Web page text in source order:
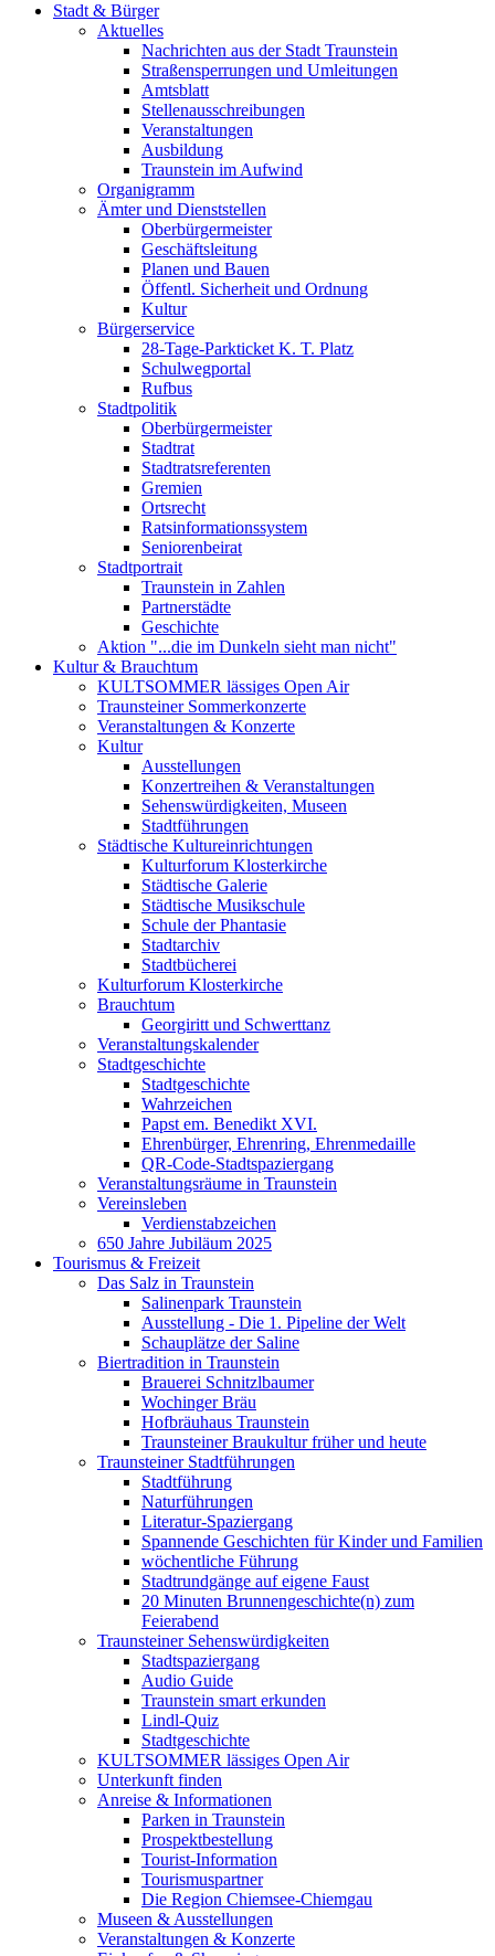
Stadt & Bürger
Aktuelles
Nachrichten aus der Stadt Traunstein
Straßensperrungen und Umleitungen
Amtsblatt
Stellenausschreibungen
Veranstaltungen
Ausbildung
Traunstein im Aufwind
Organigramm
Ämter und Dienststellen
Oberbürgermeister
Geschäftsleitung
Planen und Bauen
Öffentl. Sicherheit und Ordnung
Kultur
Bürgerservice
28-Tage-Parkticket K. T. Platz
Schulwegportal
Rufbus
Stadtpolitik
Oberbürgermeister
Stadtrat
Stadtratsreferenten
Gremien
Ortsrecht
Ratsinformationssystem
Seniorenbeirat
Stadtportrait
Traunstein in Zahlen
Partnerstädte
Geschichte
Aktion "...die im Dunkeln sieht man nicht"
Kultur & Brauchtum
KULTSOMMER lässiges Open Air
Traunsteiner Sommerkonzerte
Veranstaltungen & Konzerte
Kultur
Ausstellungen
Konzertreihen & Veranstaltungen
Sehenswürdigkeiten, Museen
Stadtführungen
Städtische Kultureinrichtungen
Kulturforum Klosterkirche
Städtische Galerie
Städtische Musikschule
Schule der Phantasie
Stadtarchiv
Stadtbücherei
Kulturforum Klosterkirche
Brauchtum
Georgiritt und Schwerttanz
Veranstaltungskalender
Stadtgeschichte
Stadtgeschichte
Wahrzeichen
Papst em. Benedikt XVI.
Ehrenbürger, Ehrenring, Ehrenmedaille
QR-Code-Stadtspaziergang
Veranstaltungsräume in Traunstein
Vereinsleben
Verdienstabzeichen
650 Jahre Jubiläum 2025
Tourismus & Freizeit
Das Salz in Traunstein
Salinenpark Traunstein
Ausstellung - Die 1. Pipeline der Welt
Schauplätze der Saline
Biertradition in Traunstein
Brauerei Schnitzlbaumer
Wochinger Bräu
Hofbräuhaus Traunstein
Traunsteiner Braukultur früher und heute
Traunsteiner Stadtführungen
Stadtführung
Naturführungen
Literatur-Spaziergang
Spannende Geschichten für Kinder und Familien
wöchentliche Führung
Stadtrundgänge auf eigene Faust
20 Minuten Brunnengeschichte(n) zum
Feierabend
Traunsteiner Sehenswürdigkeiten
Stadtspaziergang
Audio Guide
Traunstein smart erkunden
Lindl-Quiz
Stadtgeschichte
KULTSOMMER lässiges Open Air
Unterkunft finden
Anreise & Informationen
Parken in Traunstein
Prospektbestellung
Tourist-Information
Tourismuspartner
Die Region Chiemsee-Chiemgau
Museen & Ausstellungen
Veranstaltungen & Konzerte